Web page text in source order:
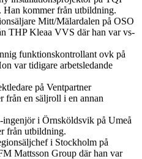
kommer från utbildning.
Mitt/Mälardalen på OSO
THP Kleaa VVS där han var vs-
funktionskontrollant ovk på
var tidigare arbetsledande
på Ventpartner
från en säljroll i en annan
ingenjör i Örnsköldsvik på Umeå
från utbildning.
i Stockholm på
Mattsson Group där han var